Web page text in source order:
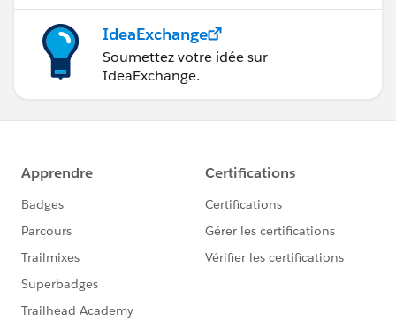
IdeaExchange
Soumettez votre idée sur
IdeaExchange.